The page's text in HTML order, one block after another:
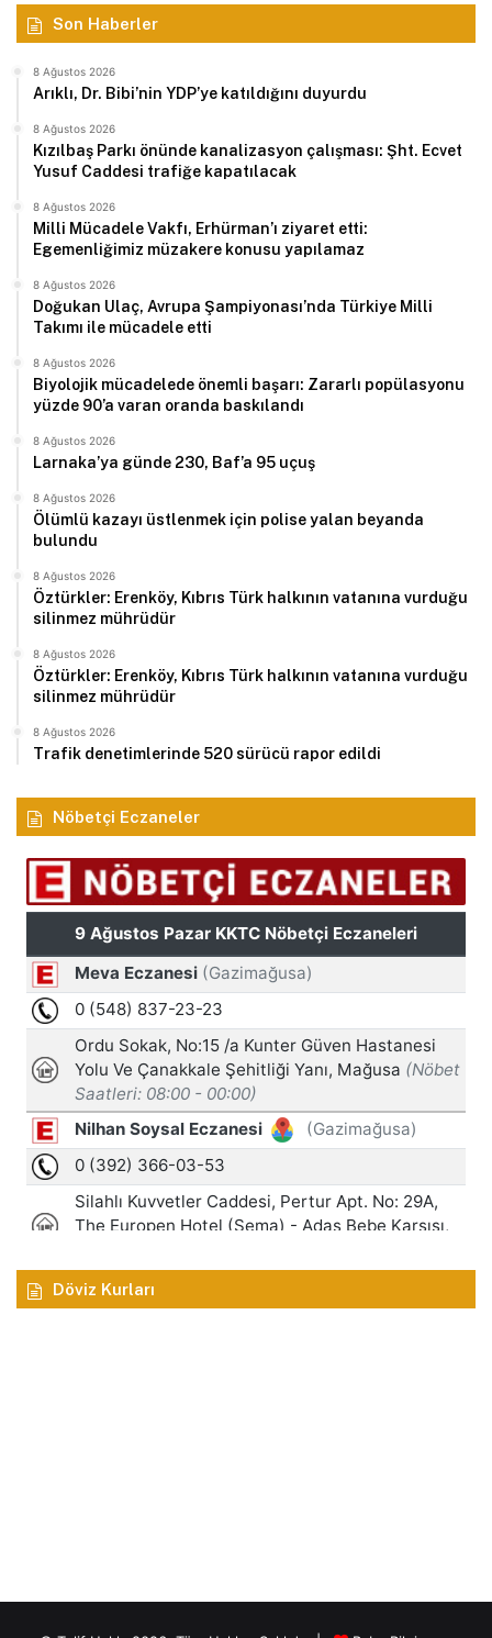
Son Haberler
8 Ağustos 2026
Arıklı, Dr. Bibi’nin YDP’ye katıldığını duyurdu
8 Ağustos 2026
Kızılbaş Parkı önünde kanalizasyon çalışması: Şht. Ecvet
Yusuf Caddesi trafiğe kapatılacak
8 Ağustos 2026
Milli Mücadele Vakfı, Erhürman’ı ziyaret etti:
Egemenliğimiz müzakere konusu yapılamaz
8 Ağustos 2026
Doğukan Ulaç, Avrupa Şampiyonası’nda Türkiye Milli
Takımı ile mücadele etti
8 Ağustos 2026
Biyolojik mücadelede önemli başarı: Zararlı popülasyonu
yüzde 90’a varan oranda baskılandı
8 Ağustos 2026
Larnaka’ya günde 230, Baf’a 95 uçuş
8 Ağustos 2026
Ölümlü kazayı üstlenmek için polise yalan beyanda
bulundu
8 Ağustos 2026
Öztürkler: Erenköy, Kıbrıs Türk halkının vatanına vurduğu
silinmez mührüdür
8 Ağustos 2026
Öztürkler: Erenköy, Kıbrıs Türk halkının vatanına vurduğu
silinmez mührüdür
8 Ağustos 2026
Trafik denetimlerinde 520 sürücü rapor edildi
Nöbetçi Eczaneler
Döviz Kurları